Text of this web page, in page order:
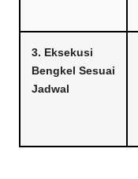
3. Eksekusi
Bengkel Sesuai
Jadwal